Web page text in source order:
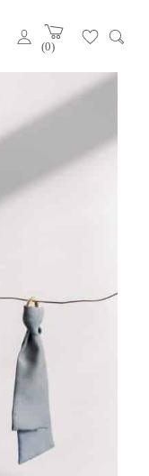
0
4 of 4 items